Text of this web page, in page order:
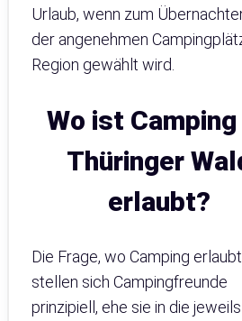
Urlaub, wenn zum
der angenehmen
Region gewählt wird.
Wo ist Camping
Thüringer
erlaubt?
Die Frage, wo Camping
stellen sich Campingfreunde
prinzipiell, ehe sie in die jeweils